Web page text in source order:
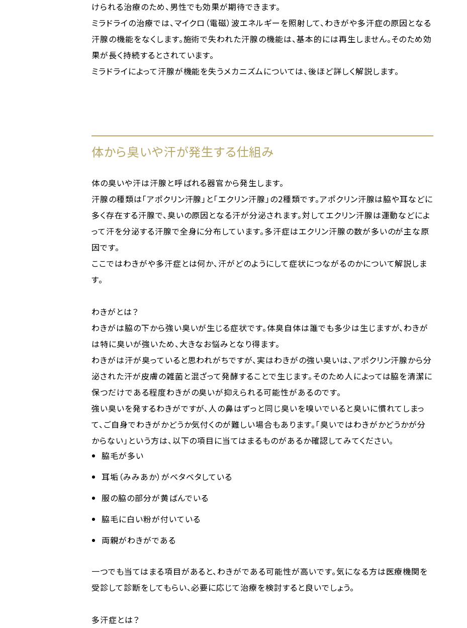
けられる治療のため、男性でも効果が期待できます。
ミラドライの治療では、マイクロ（電磁）波エネルギーを照射して、わきがや多汗症の原因となる
汗腺の機能をなくします。施術で失われた汗腺の機能は、基本的には再生しません。そのため効
果が長く持続するとされています。
ミラドライによって汗腺が機能を失うメカニズムについては、後ほど詳しく解説します。
体から臭いや汗が発生する仕組み
体の臭いや汗は汗腺と呼ばれる器官から発生します。
汗腺の種類は「アポクリン汗腺」と「エクリン汗腺」の2種類です。アポクリン汗腺は脇や耳などに
多く存在する汗腺で、臭いの原因となる汗が分泌されます。対してエクリン汗腺は運動などによ
って汗を分泌する汗腺で全身に分布しています。多汗症はエクリン汗腺の数が多いのが主な原
因です。
ここではわきがや多汗症とは何か、汗がどのようにして症状につながるのかについて解説しま
す。
わきがとは？
わきがは脇の下から強い臭いが生じる症状です。体臭自体は誰でも多少は生じますが、わきが
は特に臭いが強いため、大きなお悩みとなり得ます。
わきがは汗が臭っていると思われがちですが、実はわきがの強い臭いは、アポクリン汗腺から分
泌された汗が皮膚の雑菌と混ざって発酵することで生じます。そのため人によっては脇を清潔に
保つだけである程度わきがの臭いが抑えられる可能性があるのです。
強い臭いを発するわきがですが、人の鼻はずっと同じ臭いを嗅いでいると臭いに慣れてしまっ
て、ご自身でわきがかどうか気付くのが難しい場合もあります。「臭いではわきがかどうかが分
からない」という方は、以下の項目に当てはまるものがあるか確認してみてください。
脇毛が多い
耳垢（みみあか）がベタベタしている
服の脇の部分が黄ばんでいる
脇毛に白い粉が付いている
両親がわきがである
一つでも当てはまる項目があると、わきがである可能性が高いです。気になる方は医療機関を
受診して診断をしてもらい、必要に応じて治療を検討すると良いでしょう。
多汗症とは？